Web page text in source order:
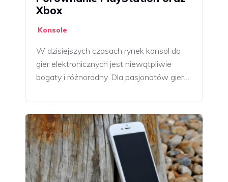
Xbox
Konsole
W dzisiejszych czasach rynek konsol do
gier elektronicznych jest niewątpliwie
bogaty i różnorodny. Dla pasjonatów gier…